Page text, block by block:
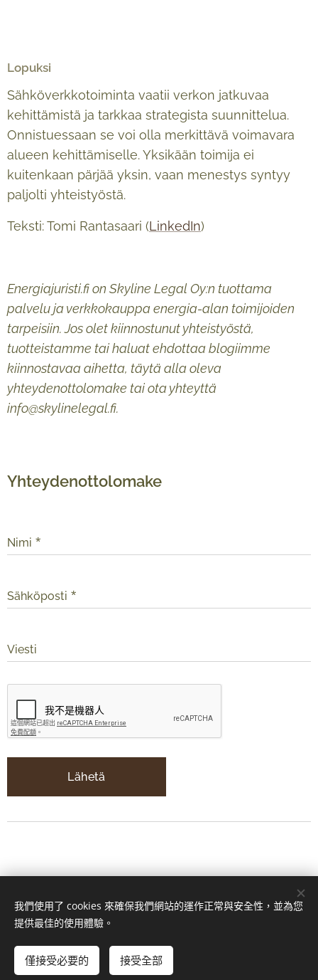
Lopuksi
Sähköverkkotoiminta vaatii verkon jatkuvaa
kehittämistä ja tarkkaa strategista suunnittelua.
Onnistuessaan se voi olla merkittävä voimavara
alueen kehittämiselle. Yksikään toimija ei
kuitenkaan pärjää yksin, vaan menestys syntyy
paljolti yhteistyöstä.
Teksti: Tomi Rantasaari (LinkedIn)
Energiajuristi.fi on Skyline Legal Oy:n tuottama
palvelu ja verkkokauppa energia-alan toimijoiden
tarpeisiin. Jos olet kiinnostunut yhteistyöstä,
tuotteistamme tai haluat ehdottaa blogiimme
kiinnostavaa aihetta, täytä alla oleva
yhteydenottolomake tai ota yhteyttä
info@skylinelegal.fi.
Yhteydenottolomake
Nimi
Sähköposti
Viesti
Lähetä
© 2024 Kaikki oikeudet pidätetään
我們使用了 cookies 來確保我們網站的運作正常與安全性，並為您
提供最佳的使用體驗。
僅接受必要的 接受全部